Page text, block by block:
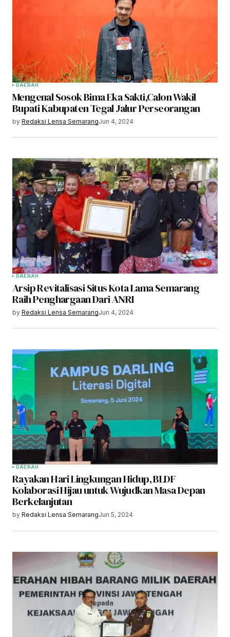
DAERAH
Mengenal Sosok Bima Eka Sakti,Calon Wakil
Bupati Kabupaten Tegal Jalur Perseorangan
by Redaksi Lensa SemarangJun 4, 2024
DAERAH
Arsip Revitalisasi Situs Kota Lama Semarang
Raih Penghargaan Dari ANRI
by Redaksi Lensa SemarangJun 4, 2024
DAERAH
Rayakan Hari Lingkungan Hidup, BLDF
Kolaborasi Hijau untuk Wujudkan Masa Depan
Berkelanjutan
by Redaksi Lensa SemarangJun 5, 2024